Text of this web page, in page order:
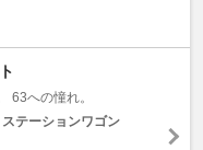
63への憧れ。
テーションワゴン